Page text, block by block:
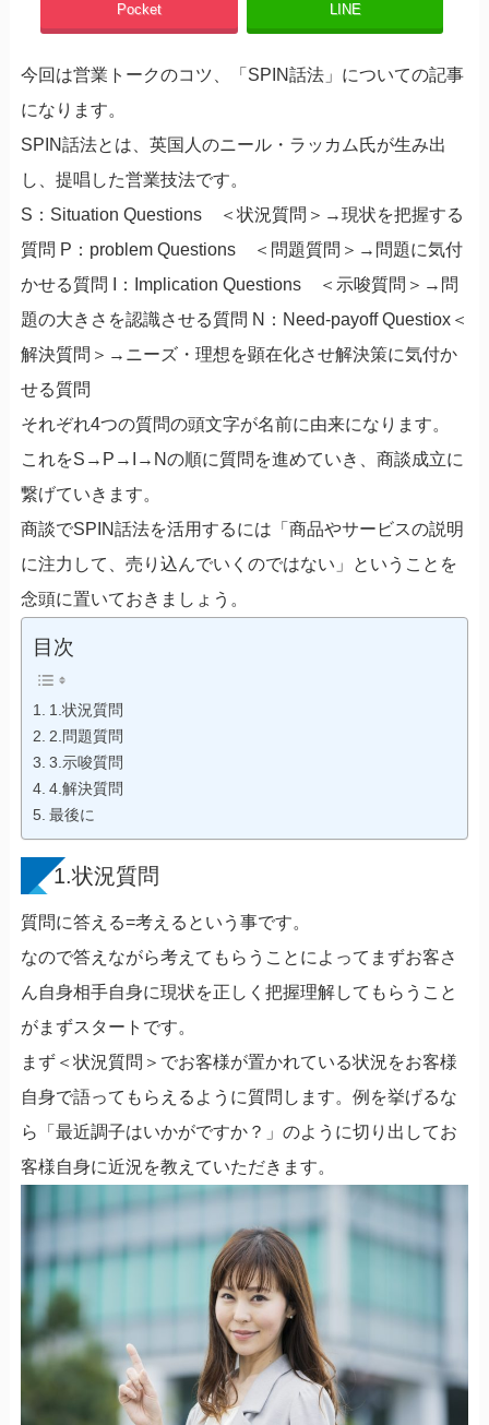
Pocket LINE
今回は営業トークのコツ、「SPIN話法」についての記事
になります。
SPIN話法とは、英国人のニール・ラッカム氏が生み出
し、提唱した営業技法です。
S：Situation Questions ＜状況質問＞→現状を把握する
質問 P：problem Questions ＜問題質問＞→問題に気付
かせる質問 I：Implication Questions ＜示唆質問＞→問
題の大きさを認識させる質問 N：Need-payoff Questiox＜
解決質問＞→ニーズ・理想を顕在化させ解決策に気付か
せる質問
それぞれ4つの質問の頭文字が名前に由来になります。
これをS→P→I→Nの順に質問を進めていき、商談成立に
繋げていきます。
商談でSPIN話法を活用するには「商品やサービスの説明
に注力して、売り込んでいくのではない」ということを
念頭に置いておきましょう。
目次
1.状況質問
2.問題質問
3.示唆質問
4.解決質問
最後に
1.状況質問
質問に答える=考えるという事です。
なので答えながら考えてもらうことによってまずお客さ
ん自身相手自身に現状を正しく 把握理解してもらうこと
がまずスタートです。
まず＜状況質問＞でお客様が置かれている状況をお客様
自身で語ってもらえるように質問します。例を挙げるな
ら「最近調子はいかがですか？」のように切り出してお
客様自身に近況を教えていただきます。